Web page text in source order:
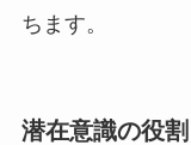
ちます。
潜在意識の役